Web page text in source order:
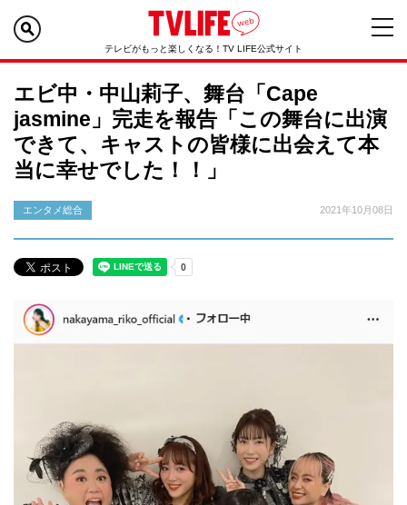
テレビがもっと楽しくなる！TV LIFE公式サイト
エビ中・中山莉子、舞台「Cape
jasmine」完走を報告「この舞台に出演
できて、キャストの皆様に出会えて本
当に幸せでした！！」
エンタメ総合 2021年10月08日